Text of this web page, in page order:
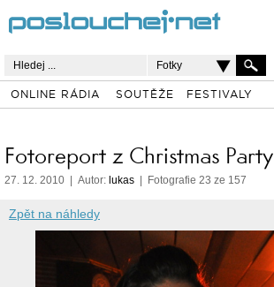
Fotky
ONLINE RÁDIA SOUTĚŽE FESTIVALY
Fotoreport z Christmas Party
27. 12. 2010 | Autor: lukas | Fotografie 23 ze 157
Zpět na náhledy